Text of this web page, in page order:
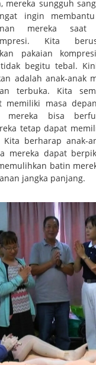
mereka sungguh
ingin
mereka saat
Kita
pakaian
begitu tebal.
adalah anak-anak
terbuka. Kita
memiliki masa
mereka bisa
tetap dapat
Kita berharap anak-
mereka dapat
batin
jangka panjang.